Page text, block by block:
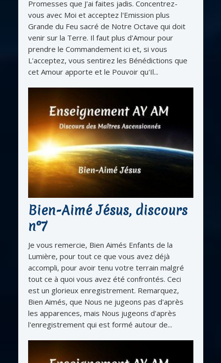
Promesses que J'ai faites jadis. Concentrez-
vous avec Moi et acceptez l'Emission plus
Grande du Feu sacré de Notre Octave qui doit
venir sur la Terre. Il faut plus d'Amour pour
prendre le Commandement ici et, si vous
L'acceptez, vous sentirez les Bénédictions que
cet Amour apporte et le Pouvoir qu'Il...
Bien-Aimé Jésus, discours
n°7
Je vous remercie, Bien Aimés Enfants de la
Lumière, pour tout ce que vous avez déjà
accompli, pour avoir tenu votre terrain malgré
tout ce à quoi vous avez été confrontés. Ceci
est un glorieux enregistrement. Remarquez,
Bien Aimés, que Nous ne jugeons pas d'après
les apparences, mais Nous jugeons d'après
l'enregistrement qui est formé autour de...